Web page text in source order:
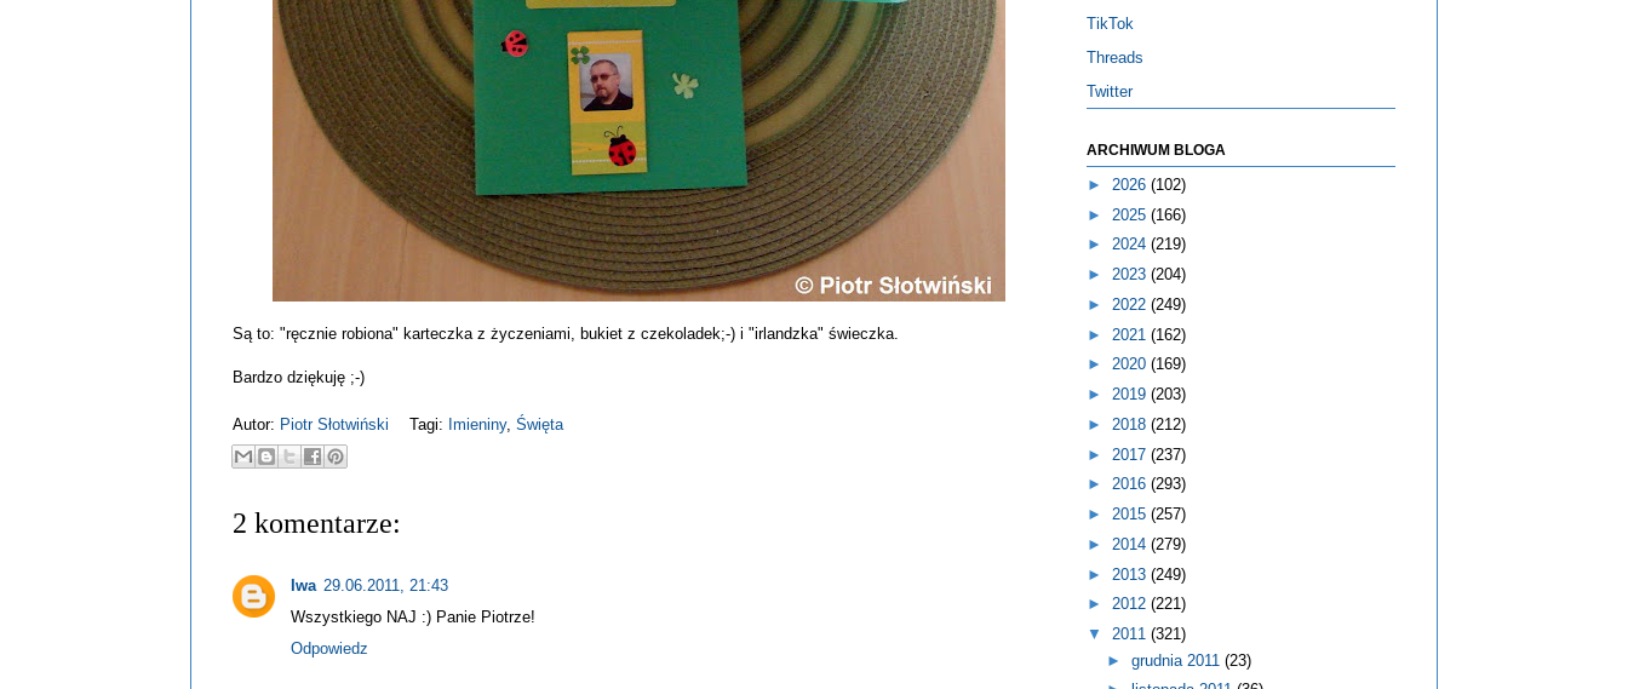
Są to: "ręcznie robiona" karteczka z życzeniami, bukiet z czekoladek;-) i "irlandzka" świeczka.
Bardzo dziękuję ;-)
Autor: Piotr Słotwiński Tagi: Imieniny, Święta
2 komentarze:
Iwa 29.06.2011, 21:43
Wszystkiego NAJ :) Panie Piotrze!
Odpowiedz
TikTok
Threads
Twitter
ARCHIWUM BLOGA
► 2026 (102)
► 2025 (166)
► 2024 (219)
► 2023 (204)
► 2022 (249)
► 2021 (162)
► 2020 (169)
► 2019 (203)
► 2018 (212)
► 2017 (237)
► 2016 (293)
► 2015 (257)
► 2014 (279)
► 2013 (249)
► 2012 (221)
▼ 2011 (321)
► grudnia 2011 (23)